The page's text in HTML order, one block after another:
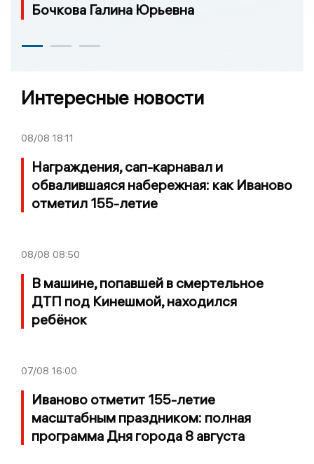
Бочкова Галина Юрьевна
Интересные новости
08/08 18:11
Награждения, сап-карнавал и
обвалившаяся набережная: как Иваново
отметил 155-летие
08/08 08:50
В машине, попавшей в смертельное
ДТП под Кинешмой, находился
ребёнок
07/08 16:00
Иваново отметит 155-летие
масштабным праздником: полная
программа Дня города 8 августа